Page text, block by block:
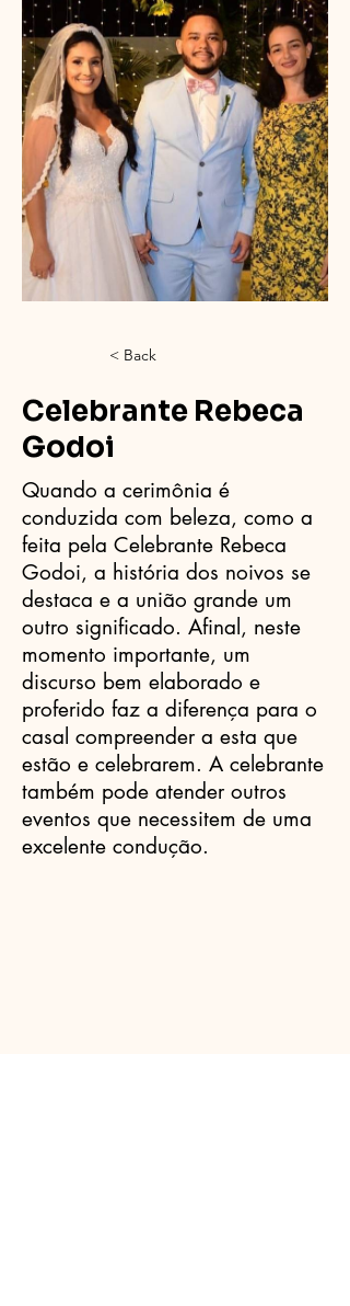
< Back
Celebrante Rebeca
Godoi
Quando a cerimônia é
conduzida com beleza, como a
feita pela Celebrante Rebeca
Godoi, a história dos noivos se
destaca e a união grande um
outro significado. Afinal, neste
momento importante, um
discurso bem elaborado e
proferido faz a diferença para o
casal compreender a esta que
estão e celebrarem. A celebrante
também pode atender outros
eventos que necessitem de uma
excelente condução.